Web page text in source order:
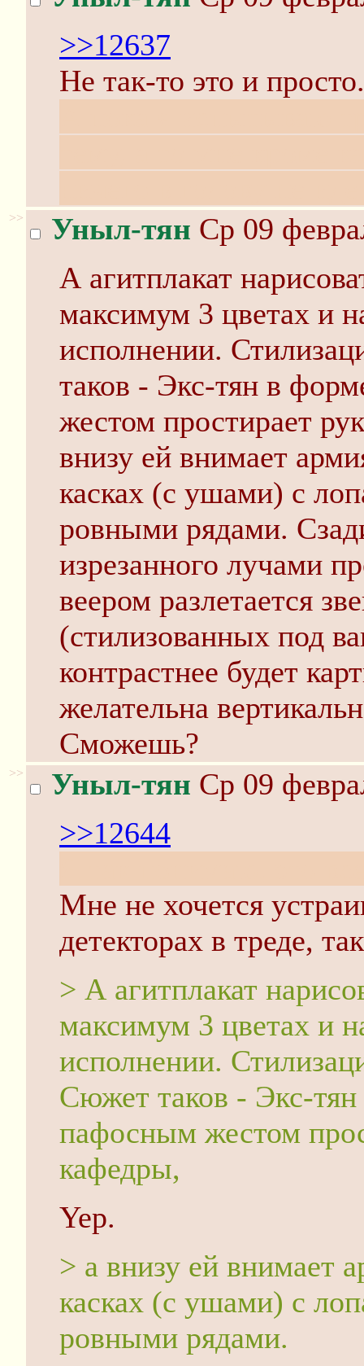
>>12637
Не так-то это и просто.
>> Уныл-тян Ср 09
А агитплакат
максимум 3 цветах и
исполнении.
таков - Экс-тян в
жестом простирает
внизу ей внимает
касках (с ушами) с
ровными рядами.
изрезанного лучами
веером разлетается
(стилизованных под
контрастнее будет
желательна
Сможешь?
>> Уныл-тян Ср 09
>>12644
Мне не хочется
детекторах в треде,
> А агитплакат
максимум 3 цветах и
исполнении.
Сюжет таков - Экс-
пафосным жестом
кафедры,
Yep.
> а внизу ей внимает
касках (с ушами) с
ровными рядами.